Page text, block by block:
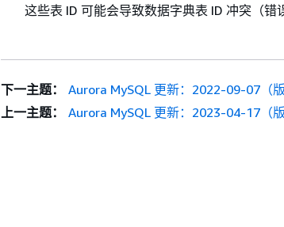
这些表 ID 可能会导致数据字典表 ID 冲突（错
下一主题：
Aurora MySQL 更新：2022-09-07（
上一主题：
Aurora MySQL 更新：2023-04-17（